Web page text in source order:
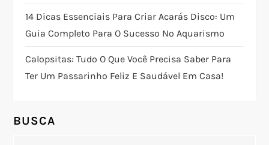
o
d
e
o
14 Dicas Essenciais Para Criar Acarás Disco: Um
Guia Completo Para O Sucesso No Aquarismo
Calopsitas: Tudo O Que Você Precisa Saber Para
Ter Um Passarinho Feliz E Saudável Em Casa!
BUSCA